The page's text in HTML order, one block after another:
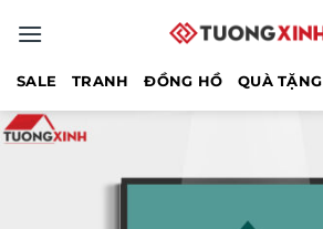
qua
SALE TRANH ĐỒNG HỒ QUÀ TẶNG